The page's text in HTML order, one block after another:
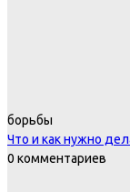
борьбы
Что и как нужно
0 комментариев